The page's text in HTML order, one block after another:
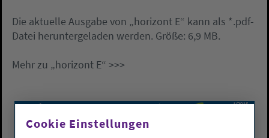
Die aktuelle Ausgabe von „horizont E“ kann als *.pdf-
Datei heruntergeladen werden. Größe: 6,9 MB.
Mehr zu „horizont E“ >>>
Cookie Einstellungen